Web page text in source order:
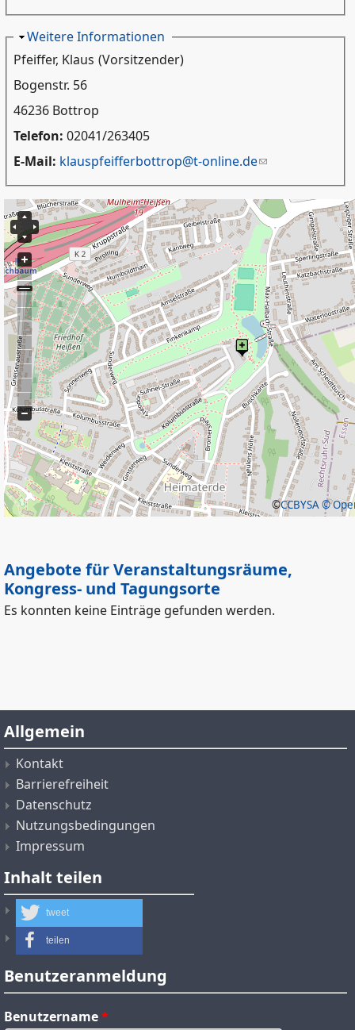
Ausblenden
Weitere Informationen
Pfeiffer, Klaus (Vorsitzender)
Bogenstr. 56
46236 Bottrop
Telefon: 02041/263405
E-Mail: klauspfeifferbottrop@t-online.de
©CCBYSA©
Angebote für Veranstaltungsräume,
Kongress- und Tagungsorte
Es konnten keine Einträge gefunden werden.
Allgemein
Kontakt
Barrierefreiheit
Datenschutz
Nutzungsbedingungen
Impressum
Inhalt teilen
tweet
teilen
Benutzeranmeldung
Benutzername*